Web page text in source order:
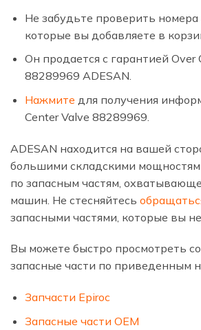
Не забудьте проверить номера
которые вы добавляете в
Он продается с гарантией Over
88289969 ADESAN.
Нажмите для получения
Center Valve 88289969.
ADESAN находится на вашей
большими складскими
по запасным частям,
машин. Не стесняйтесь
запасными частями, которые вы
Вы можете быстро просмотреть
запасные части по приведенным
Запчасти Epiroc
Запасные части OEM